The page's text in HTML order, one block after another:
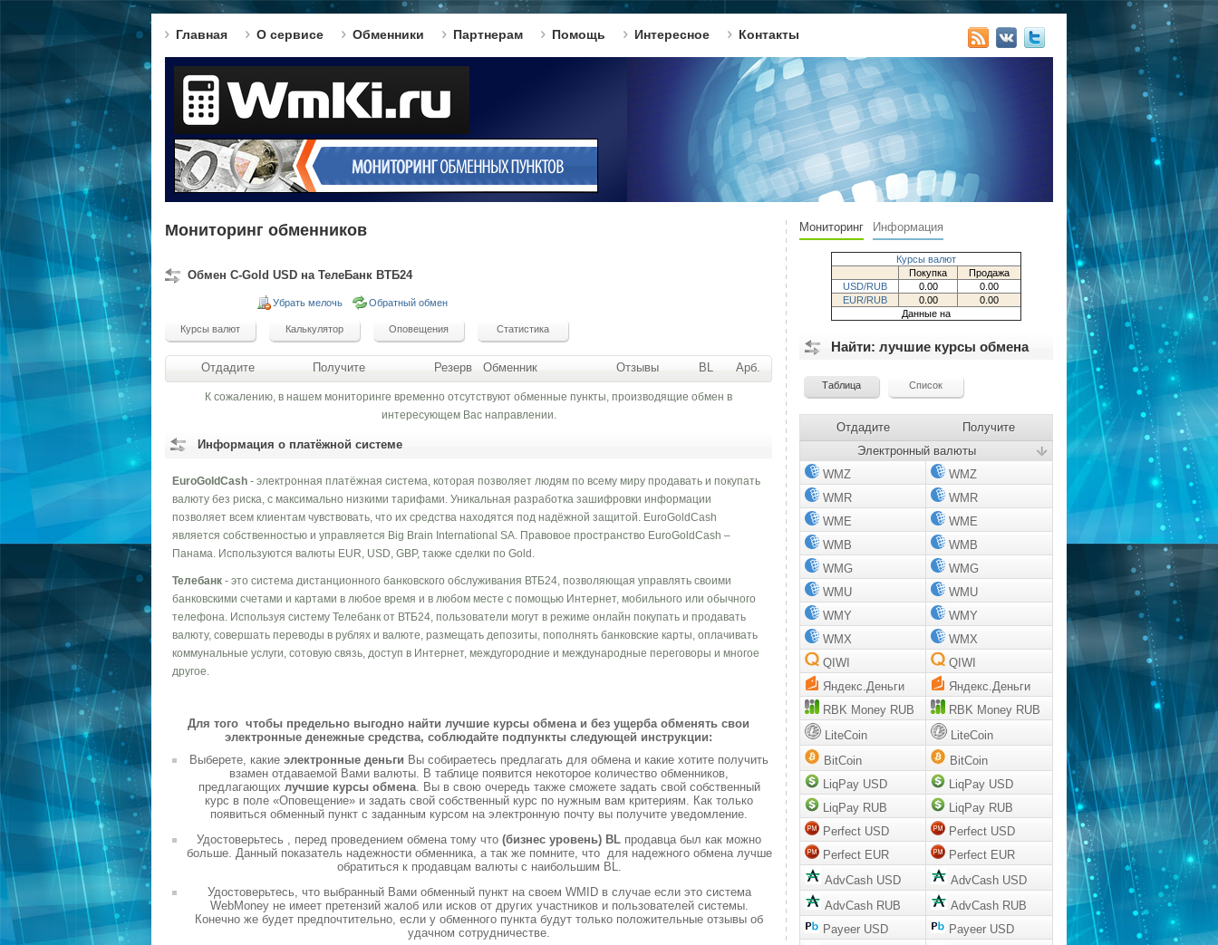
Главная О сервисе Обменники Партнерам Помощь Интересное Контакты
Мониторинг обменников
Обмен C-Gold USD на ТелеБанк ВТБ24
Убрать мелочь Обратный обмен
Отдадите Получите Резерв Обменник Отзывы BL Арб.
К сожалению, в нашем мониторинге временно отсутствуют обменные пункты, производящие обмен в
интересующем Вас направлении.
Информация о платёжной системе
EuroGoldCash - электронная платёжная система, которая позволяет людям по всему миру продавать и покупать
валюту без риска, с максимально низкими тарифами. Уникальная разработка зашифровки информации
позволяет всем клиентам чувствовать, что их средства находятся под надёжной защитой. EuroGoldCash
является собственностью и управляется Big Brain International SA. Правовое пространство EuroGoldCash –
Панама. Используются валюты EUR, USD, GBP, также сделки по Gold.
Телебанк - это система дистанционного банковского обслуживания ВТБ24, позволяющая управлять своими
банковскими счетами и картами в любое время и в любом месте с помощью Интернет, мобильного или обычного
телефона. Используя систему Телебанк от ВТБ24, пользователи могут в режиме онлайн покупать и продавать
валюту, совершать переводы в рублях и валюте, размещать депозиты, пополнять банковские карты, оплачивать
коммунальные услуги, сотовую связь, доступ в Интернет, междугородние и международные переговоры и многое
другое.
Для того чтобы предельно выгодно найти лучшие курсы обмена и без ущерба обменять свои
электронные денежные средства, соблюдайте подпункты следующей инструкции:
Выберете, какие электронные деньги Вы собираетесь предлагать для обмена и какие хотите получить
взамен отдаваемой Вами валюты. В таблице появится некоторое количество обменников,
предлагающих лучшие курсы обмена. Вы в свою очередь также сможете задать свой собственный
курс в поле «Оповещение» и задать свой собственный курс по нужным вам критериям. Как только
появиться обменный пункт с заданным курсом на электронную почту вы получите уведомление.
Удостоверьтесь , перед проведением обмена тому что (бизнес уровень) BL продавца был как можно
больше. Данный показатель надежности обменника, а так же помните, что для надежного обмена лучше
обратиться к продавцам валюты с наибольшим BL.
Удостоверьтесь, что выбранный Вами обменный пункт на своем WMID в случае если это система
WebMoney не имеет претензий жалоб или исков от других участников и пользователей системы.
Конечно же будет предпочтительно, если у обменного пункта будут только положительные отзывы об
удачном сотрудничестве.
Мониторинг Информация
Курсы валют
Покупка
Продажа
USD/RUB
0.00
0.00
EUR/RUB
0.00
0.00
Данные на
Найти: лучшие курсы обмена
Отдадите
Получите
Электронный валюты
WMZ
WMZ
WMR
WMR
WME
WME
WMB
WMB
WMG
WMG
WMU
WMU
WMY
WMY
WMX
WMX
QIWI
QIWI
Яндекс.Деньги
Яндекс.Деньги
RBK Money RUB
RBK Money RUB
LiteCoin
LiteCoin
BitCoin
BitCoin
LiqPay USD
LiqPay USD
LiqPay RUB
LiqPay RUB
Perfect USD
Perfect USD
Perfect EUR
Perfect EUR
AdvCash USD
AdvCash USD
AdvCash RUB
AdvCash RUB
Payeer USD
Payeer USD